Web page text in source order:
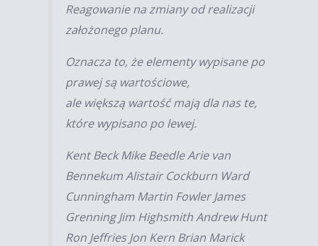
Reagowanie na zmiany od realizacji
założonego planu.
Oznacza to, że elementy wypisane po
prawej są wartościowe,
ale większą wartość mają dla nas te,
które wypisano po lewej.
Kent Beck Mike Beedle Arie van
Bennekum Alistair Cockburn Ward
Cunningham Martin Fowler James
Grenning Jim Highsmith Andrew Hunt
Ron Jeffries Jon Kern Brian Marick